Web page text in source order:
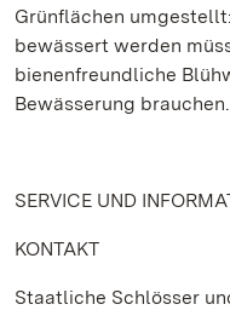
Grünflächen
bewässert werden
bienenfreundliche
Bewässerung brauchen.
SERVICE UND
KONTAKT
Staatliche Schlösser